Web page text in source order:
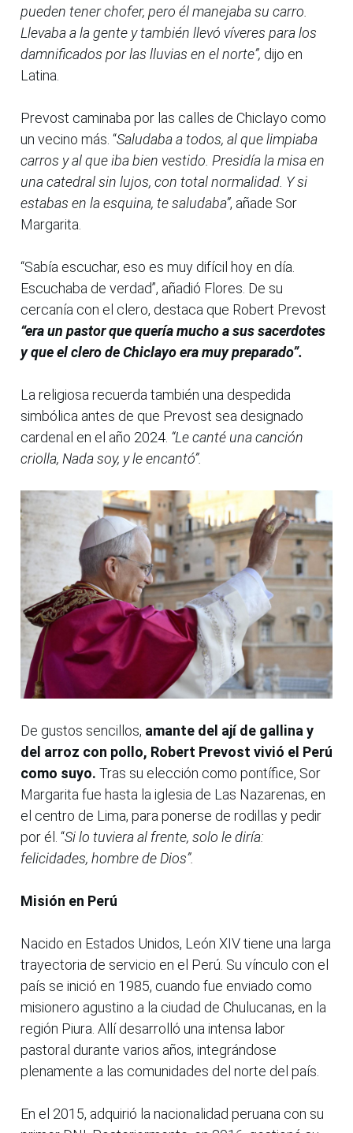
pueden tener chofer, pero él manejaba su carro.
Llevaba a la gente y también llevó víveres para los
damnificados por las lluvias en el norte”, dijo en
Latina.
Prevost caminaba por las calles de Chiclayo como
un vecino más. “Saludaba a todos, al que limpiaba
carros y al que iba bien vestido. Presidía la misa en
una catedral sin lujos, con total normalidad. Y si
estabas en la esquina, te saludaba”, añade Sor
Margarita.
“Sabía escuchar, eso es muy difícil hoy en día.
Escuchaba de verdad”, añadió Flores. De su
cercanía con el clero, destaca que Robert Prevost
“era un pastor que quería mucho a sus sacerdotes
y que el clero de Chiclayo era muy preparado”.
La religiosa recuerda también una despedida
simbólica antes de que Prevost sea designado
cardenal en el año 2024. “Le canté una canción
criolla, Nada soy, y le encantó”.
De gustos sencillos, amante del ají de gallina y
del arroz con pollo, Robert Prevost vivió el Perú
como suyo. Tras su elección como pontífice, Sor
Margarita fue hasta la iglesia de Las Nazarenas, en
el centro de Lima, para ponerse de rodillas y pedir
por él. “Si lo tuviera al frente, solo le diría:
felicidades, hombre de Dios”.
Misión en Perú
Nacido en Estados Unidos, León XIV tiene una larga
trayectoria de servicio en el Perú. Su vínculo con el
país se inició en 1985, cuando fue enviado como
misionero agustino a la ciudad de Chulucanas, en la
región Piura. Allí desarrolló una intensa labor
pastoral durante varios años, integrándose
plenamente a las comunidades del norte del país.
En el 2015, adquirió la nacionalidad peruana con su